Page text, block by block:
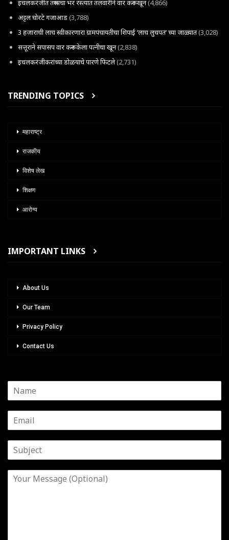
इचलकरंजीत तरूणाचा भर रस्त्यात तलवारीने वार करून खून(4,866)
अट्टल चोरटे गजाआड(3,788)
3 हजाराची लाच स्वीकारणारा ग्रामपंचायतीचा शिपाई ‘लाच लुचपत’ च्या जाळ्यात(3,028)
सत्तूराने सपासप वार करून केला पत्नीचा खून(2,838)
इचलकरंजीकरांच्या डोळयाचे पारणे फिटले(2,731)
TRENDING TOPICS
महाराष्ट्र
राजकीय
विशेष लेख
शिक्षण
आरोग्य
IMPORTANT LINKS
About Us
Our Team
Privacy Policy
Contact Us